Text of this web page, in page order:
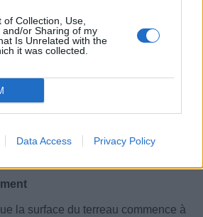
Collection, Use,
and/or Sharing of my
Is Unrelated with the
it was collected.
Data Access Privacy Policy
la surface du terreau commence à